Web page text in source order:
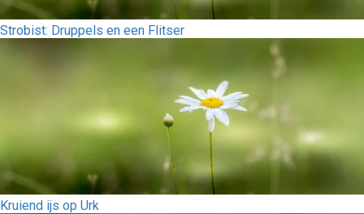
Strobist: Druppels en een Flitser
Kruiend ijs op Urk